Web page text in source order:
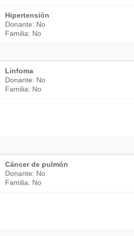
Hipertensión
Donante: No
Familia: No
Linfoma
Donante: No
Familia: No
Cáncer de pulmón
Donante: No
Familia: No